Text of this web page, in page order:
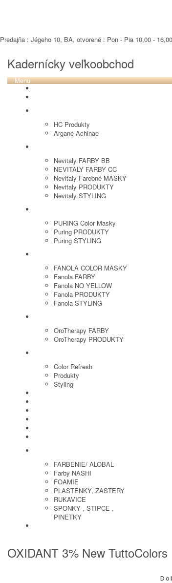
Predajňa : Jégeho 10, BA, otvorené : Pon - Pia 10,00 -
Kadernícky veľkoobchod
Menu
HC Produkty
Argane Achinae
Nevitaly FARBY BB
NEVITALY FARBY CC
Nevitaly Farebné MASKY
Nevitaly PRODUKTY
Nevitaly STYLING
PURING Color Masky
Puring PRODUKTY
Puring STYLING
FANOLA COLOR MASKY
Fanola FARBY
Fanola NO YELLOW
Fanola PRODUKTY
Fanola STYLING
OroTherapy FARBY
OroTherapy PRODUKTY
Color Refresh
Produkty
Styling
FARBENIE/ ALOBAL
Farby NASHI
FOAMIE
PLASTENKY, ZASTERY
RUKAVICE
SPONKY , STIPCE ,
PINETKY
OXIDANT 3% New TuttoColors